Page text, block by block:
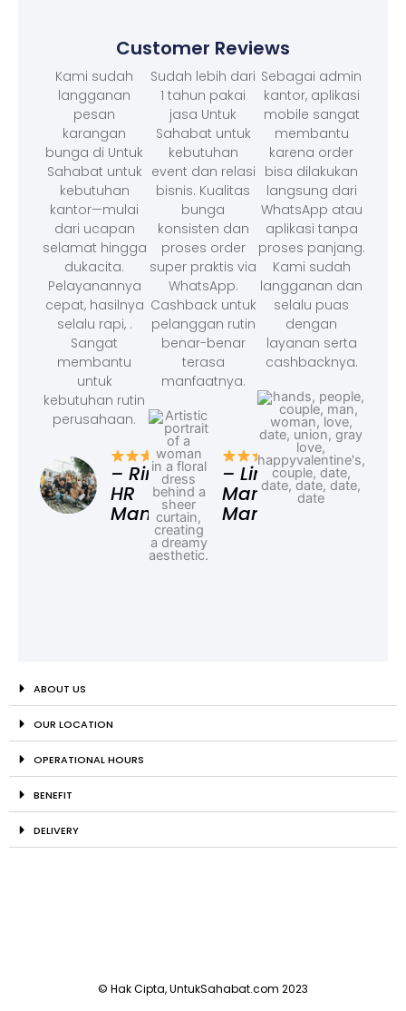
Customer Reviews
Kami sudah
langganan
pesan
karangan
bunga di Untuk
Sahabat untuk
kebutuhan
kantor—mulai
dari ucapan
selamat hingga
dukacita.
Pelayanannya
cepat, hasilnya
selalu rapi, .
Sangat
membantu
untuk
kebutuhan rutin
perusahaan.
– Rina,
HR
Manager
Sudah lebih dari
1 tahun pakai
jasa Untuk
Sahabat untuk
kebutuhan
event dan relasi
bisnis. Kualitas
bunga
konsisten dan
proses order
super praktis via
WhatsApp.
Cashback untuk
pelanggan rutin
benar-benar
terasa
manfaatnya.
– Linda,
Marketing
Manager
Sebagai admin
kantor, aplikasi
mobile sangat
membantu
karena order
bisa dilakukan
langsung dari
WhatsApp atau
aplikasi tanpa
proses panjang.
Kami sudah
langganan dan
selalu puas
dengan
layanan serta
cashbacknya.
ABOUT US
OUR LOCATION
OPERATIONAL HOURS
BENEFIT
DELIVERY
© Hak Cipta, UntukSahabat.com 2023